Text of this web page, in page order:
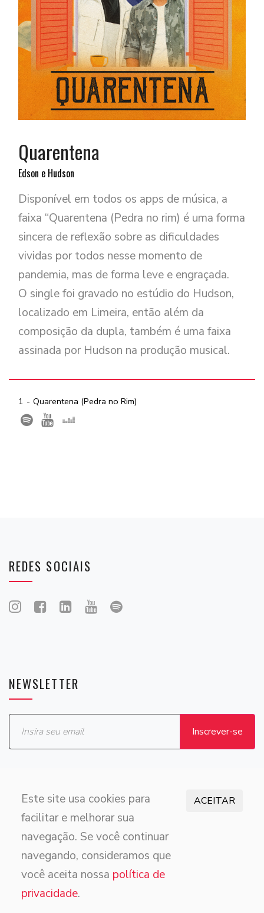
Quarentena
Edson e Hudson
Disponível em todos os apps de música, a
faixa “Quarentena (Pedra no rim) é uma forma
sincera de reflexão sobre as dificuldades
vividas por todos nesse momento de
pandemia, mas de forma leve e engraçada.
O single foi gravado no estúdio do Hudson,
localizado em Limeira, então além da
composição da dupla, também é uma faixa
assinada por Hudson na produção musical.
1 Quarentena (Pedra no Rim)
REDES SOCIAIS
NEWSLETTER
Empresa integrante do Grupo Live
© 2026 Onda Musical | Desenvolvido por
Agência Polaire
Este site usa cookies para
facilitar e melhorar sua
navegação. Se você continuar
navegando, consideramos que
você aceita nossa política de
privacidade.
ACEITAR